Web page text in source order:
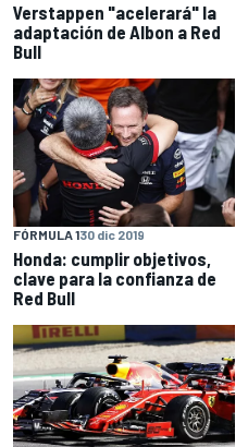
Verstappen "acelerará" la
adaptación de Albon a Red
Bull
FÓRMULA 130 dic 2019
Honda: cumplir objetivos,
clave para la confianza de
Red Bull